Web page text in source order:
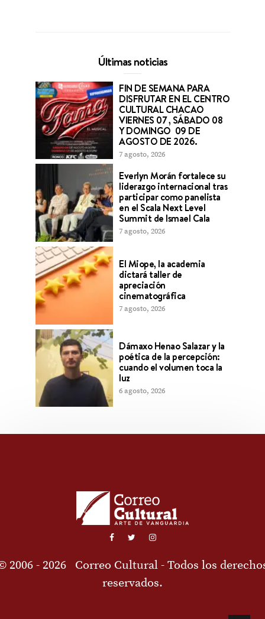
Últimas noticias
FIN DE SEMANA PARA
DISFRUTAR EN EL CENTRO
CULTURAL CHACAO
VIERNES 07 , SÁBADO 08
Y DOMINGO 09 DE
AGOSTO DE 2026.
7 agosto, 2026
Everlyn Morán fortalece su
liderazgo internacional tras
participar como panelista
en el Scala Next Level
Summit de Ismael Cala
7 agosto, 2026
El Miope, la academia
dictará taller de
apreciación
cinematográfica
7 agosto, 2026
Dámaxo Henao Salazar y la
poética de la percepción:
cuando el volumen toca la
luz
6 agosto, 2026
2006 - 2026 Correo Cultural - Todos los
reservados.